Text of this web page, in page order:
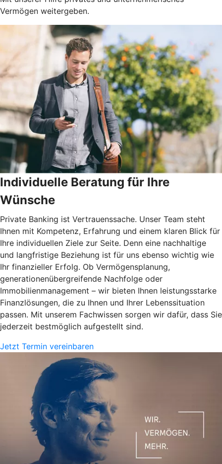
Vermögen weitergeben.
Individuelle Beratung für Ihre
Wünsche
Private Banking ist Vertrauenssache. Unser Team steht
Ihnen mit Kompetenz, Erfahrung und einem klaren Blick für
Ihre individuellen Ziele zur Seite. Denn eine nachhaltige
und langfristige Beziehung ist für uns ebenso wichtig wie
Ihr finanzieller Erfolg. Ob Vermögensplanung,
generationenübergreifende Nachfolge oder
Immobilienmanagement – wir bieten Ihnen leistungsstarke
Finanzlösungen, die zu Ihnen und Ihrer Lebenssituation
passen. Mit unserem Fachwissen sorgen wir dafür, dass Sie
jederzeit bestmöglich aufgestellt sind.
Jetzt Termin vereinbaren